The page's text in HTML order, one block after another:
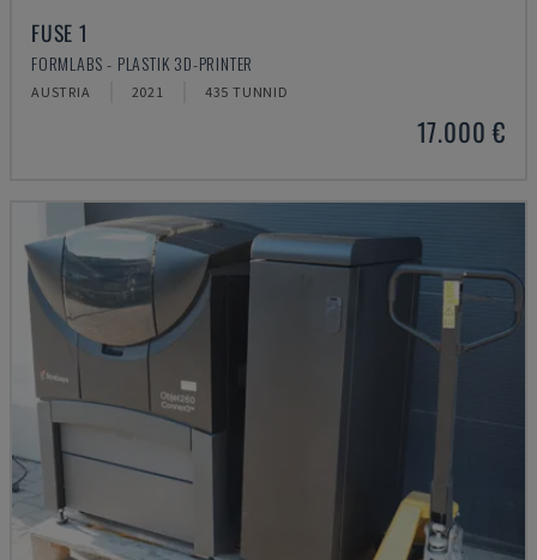
FUSE 1
FORMLABS - PLASTIK 3D-PRINTER
AUSTRIA 2021 435 TUNNID
17.000 €